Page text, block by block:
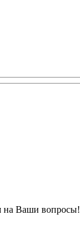
на Ваши вопросы!